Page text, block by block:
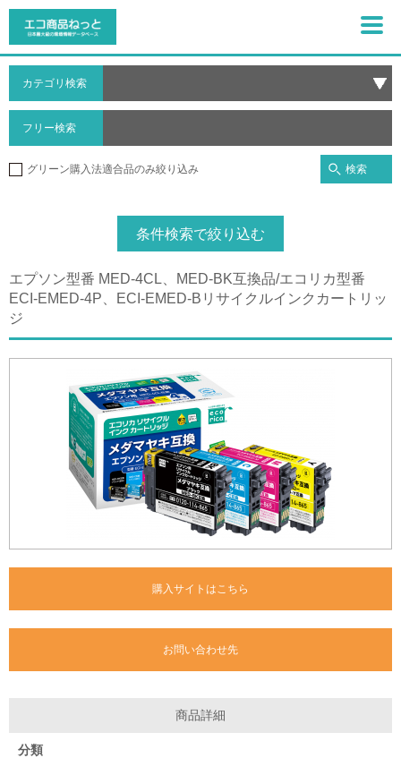
カテゴリ検索
フリー検索
グリーン購入法適合品のみ絞り込み 検索
条件検索で絞り込む
エプソン型番 MED-4CL、MED-BK互換品/エコリカ型番
ECI-EMED-4P、ECI-EMED-Bリサイクルインクカートリッ
ジ
購入サイトはこちら
お問い合わせ先
商品詳細
分類